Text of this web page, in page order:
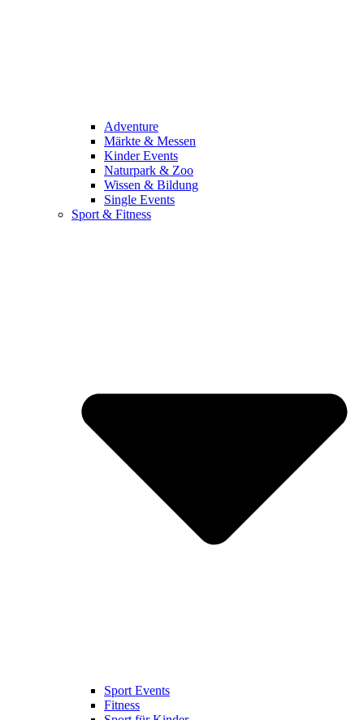
Adventure
Märkte & Messen
Kinder Events
Naturpark & Zoo
Wissen & Bildung
Single Events
Sport & Fitness
Sport Events
Fitness